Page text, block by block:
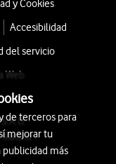
y Cookies
Accesibilidad
del servicio
Web
de terceros para
mejorar tu
publicidad más